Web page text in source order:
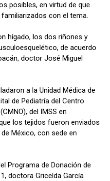
posibles, en virtud de que
con el tema.
hígado, los dos riñones y
de acuerdo
doctor José Miguel
a la Unidad Médica de
de Pediatría del Centro
del IMSS en
los tejidos fueron enviados
México, con sede en
Programa de Donación de
doctora Gricelda García